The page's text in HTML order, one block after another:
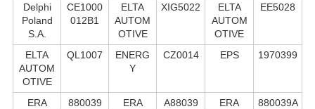
Delphi
Poland
S.А.
CE1000
012B1
ELTA
AUTOM
OTIVE
XIG5022
ELTA
AUTOM
OTIVE
EE5028
ELTA
AUTOM
OTIVE
QL1007
ENERG
Y
CZ0014 EPS 1970399
ERA 880039 ERA A88039 ERA
880039A